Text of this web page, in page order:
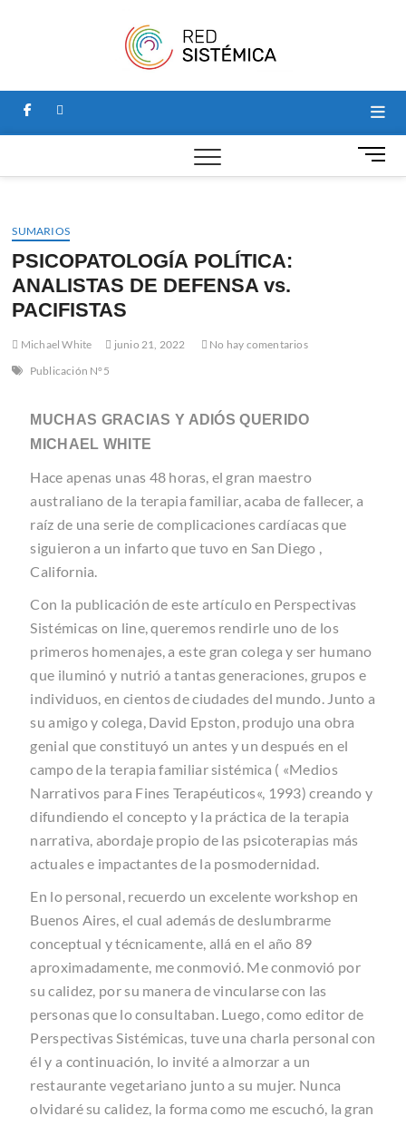
PERSPECTIVAS
SISTÉMICAS.
facebook
linkedin
B
o
SUMARIOS
PSICOPATOLOGÍA POLÍTICA:
ANALISTAS DE DEFENSA vs.
PACIFISTAS
Michael White junio 21, 2022
No hay comentarios
Publicación N°5
MUCHAS GRACIAS Y ADIÓS QUERIDO
MICHAEL WHITE
Hace apenas unas 48 horas, el gran maestro
australiano de la terapia familiar, acaba de fallecer, a
raíz de una serie de complicaciones cardíacas que
siguieron a un infarto que tuvo en San Diego ,
California.
Con la publicación de este artículo en Perspectivas
Sistémicas on line, queremos rendirle uno de los
primeros homenajes, a este gran colega y ser humano
que iluminó y nutrió a tantas generaciones, grupos e
individuos, en cientos de ciudades del mundo. Junto a
su amigo y colega, David Epston, produjo una obra
genial que constituyó un antes y un después en el
campo de la terapia familiar sistémica ( «Medios
Narrativos para Fines Terapéuticos«, 1993) creando y
difundiendo el concepto y la práctica de la terapia
narrativa, abordaje propio de las psicoterapias más
actuales e impactantes de la posmodernidad.
En lo personal, recuerdo un excelente workshop en
Buenos Aires, el cual además de deslumbrarme
conceptual y técnicamente, allá en el año 89
aproximadamente, me conmovió. Me conmovió por
su calidez, por su manera de vincularse con las
personas que lo consultaban. Luego, como editor de
Perspectivas Sistémicas, tuve una charla personal con
él y a continuación, lo invité a almorzar a un
restaurante vegetariano junto a su mujer. Nunca
olvidaré su calidez, la forma como me escuchó, la gran